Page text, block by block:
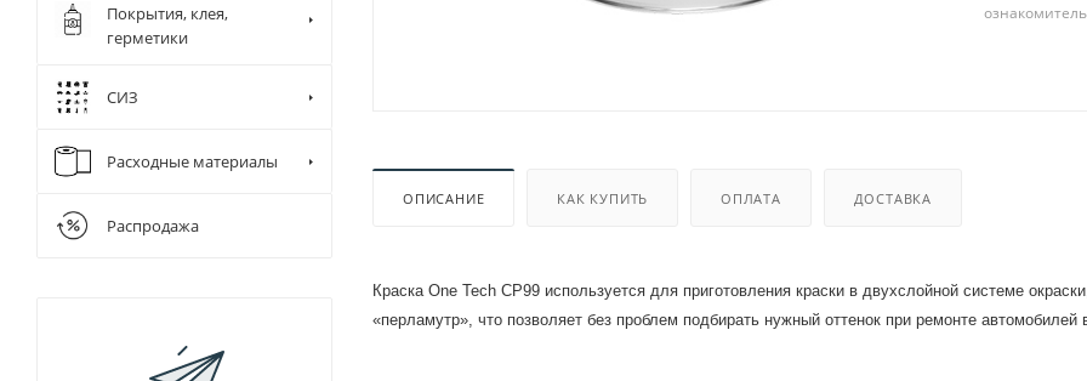
ОПИСАНИЕ КАК КУПИТЬ ОПЛАТА ДОСТАВКА
Краска One Tech CP99 используется для приготовления краски в двухслойной системе
«перламутр», что позволяет без проблем подбирать нужный оттенок при ремонте автомобилей
Для очистки оборудования
Разбавители
Покрытия, клея,
герметики
СИЗ
Расходные материалы
Распродажа